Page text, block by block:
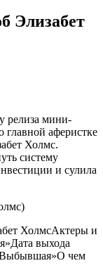
Элизабет
релиза мини-
главной аферистке
Холмс.
систему
и сулила
ХолмсАктеры и
выхода
чем